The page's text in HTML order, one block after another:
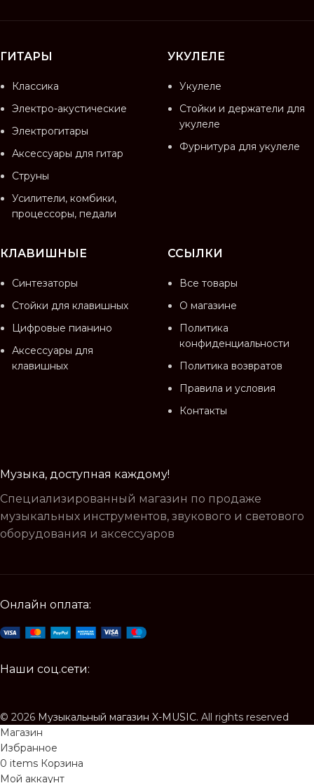
ГИТАРЫ
Классика
Электро-акустические
Электрогитары
Аксессуары для гитар
Струны
Усилители, комбики,
процессоры, педали
УКУЛЕЛЕ
Укулеле
Стойки и держатели для
укулеле
Фурнитура для укулеле
КЛАВИШНЫЕ
Синтезаторы
Стойки для клавишных
Цифровые пианино
Аксессуары для
клавишных
ССЫЛКИ
Все товары
О магазине
Политика
конфиденциальности
Политика возвратов
Правила и условия
Контакты
Музыка, доступная каждому!
Специализированный магазин по продаже
музыкальных инструментов, звукового и светового
оборудования и аксессуаров
Онлайн оплата:
Наши соц.сети:
© 2026 Музыкальный магазин X-MUSIC. All rights reserved
Магазин
Избранное
0 items Корзина
Мой аккаунт